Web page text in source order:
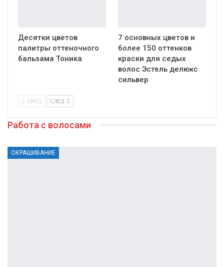
Десятки цветов
палитры оттеночного
бальзама Тоника
7 основных цветов и
более 150 оттенков
краски для седых
волос Эстель делюкс
сильвер
ПРЕД СЛЕД
Работа с волосами
ОКРАШИВАНИЕ